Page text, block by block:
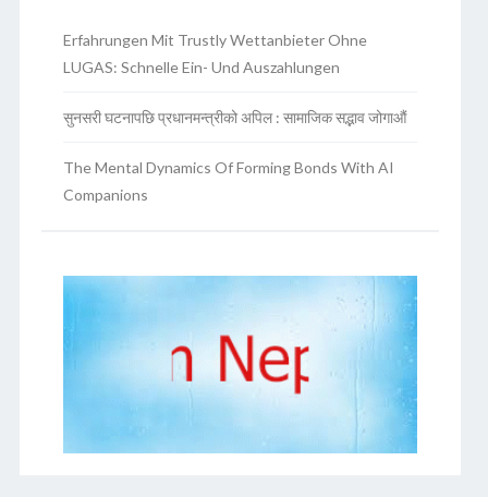
Erfahrungen Mit Trustly Wettanbieter Ohne
LUGAS: Schnelle Ein- Und Auszahlungen
सुनसरी घटनापछि प्रधानमन्त्रीको अपिल : सामाजिक सद्भाव जोगाऔं
The Mental Dynamics Of Forming Bonds With AI
Companions